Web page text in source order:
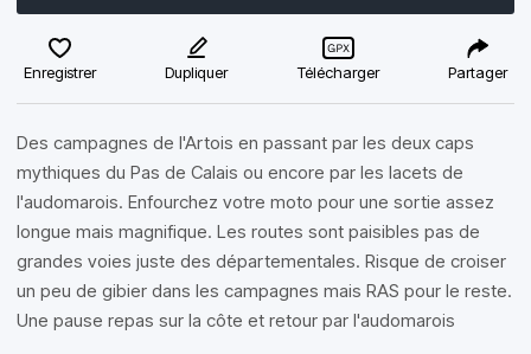
Enregistrer Dupliquer Télécharger Partager
Des campagnes de l'Artois en passant par les deux caps
mythiques du Pas de Calais ou encore par les lacets de
l'audomarois. Enfourchez votre moto pour une sortie assez
longue mais magnifique. Les routes sont paisibles pas de
grandes voies juste des départementales. Risque de croiser
un peu de gibier dans les campagnes mais RAS pour le reste.
Une pause repas sur la côte et retour par l'audomarois